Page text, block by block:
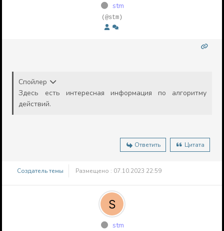
stm
(@stm)
Спойлер
Здесь есть интересная информация по алгоритму
действий.
Ответить Цитата
Создатель темы Размещено : 07.10.2023 22:59
stm